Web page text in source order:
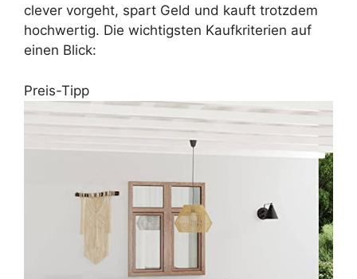
clever vorgeht, spart Geld und kauft trotzdem
hochwertig. Die wichtigsten Kaufkriterien auf
einen Blick:
Preis-Tipp